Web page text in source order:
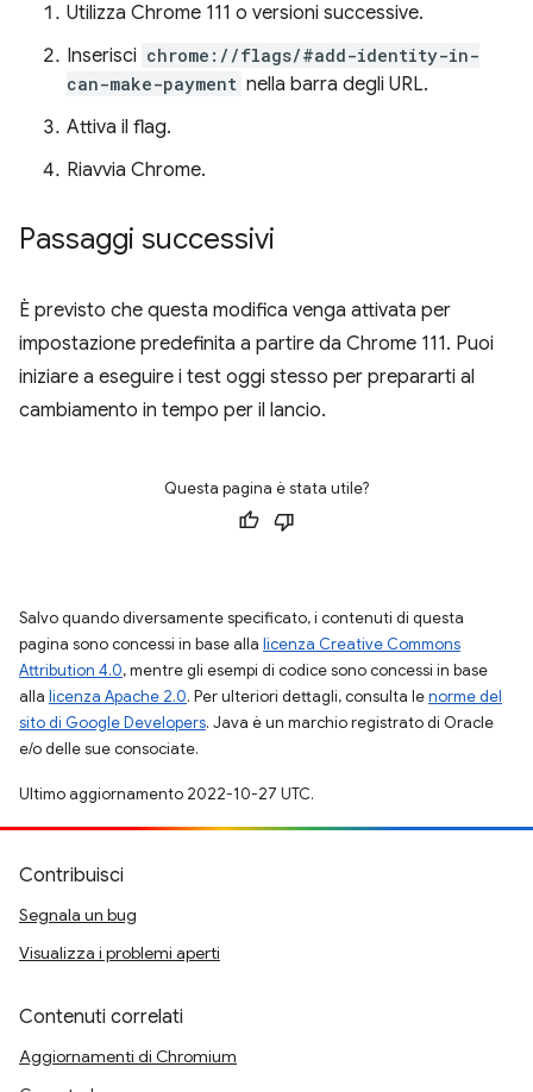
Utilizza Chrome 111 o versioni successive.
Inserisci chrome://flags/#add-identity-in-
can-make-payment nella barra degli URL.
Attiva il flag.
Riavvia Chrome.
Passaggi successivi
È previsto che questa modifica venga attivata per
impostazione predefinita a partire da Chrome 111. Puoi
iniziare a eseguire i test oggi stesso per prepararti al
cambiamento in tempo per il lancio.
Questa pagina è stata utile?
Salvo quando diversamente specificato, i contenuti di questa
pagina sono concessi in base alla licenza Creative Commons
Attribution 4.0, mentre gli esempi di codice sono concessi in base
alla licenza Apache 2.0. Per ulteriori dettagli, consulta lenorme del
sito di Google Developers. Java è un marchio registrato di Oracle
e/o delle sue consociate.
Ultimo aggiornamento 2022-10-27 UTC.
Contribuisci
Segnala un bug
Visualizza i problemi aperti
Contenuti correlati
Aggiornamenti di Chromium